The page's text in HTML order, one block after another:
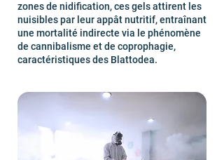
zones de nidification, ces gels attirent les
nuisibles par leur appât nutritif, entraînant
une mortalité indirecte via le phénomène
de cannibalisme et de coprophagie,
caractéristiques des Blattodea.